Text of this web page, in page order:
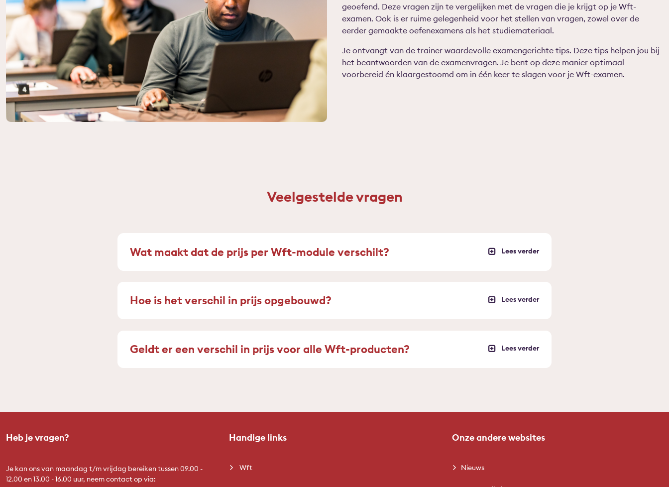
geoefend. Deze vragen zijn te vergelijken met de vragen die je krijgt op je Wft-
examen. Ook is er ruime gelegenheid voor het stellen van vragen, zowel over de
eerder gemaakte oefenexamens als het studiemateriaal.
Je ontvangt van de trainer waardevolle examengerichte tips. Deze tips helpen jou bij
het beantwoorden van de examenvragen. Je bent op deze manier optimaal
voorbereid én klaargestoomd om in één keer te slagen voor je Wft-examen.
Veelgestelde vragen
Wat maakt dat de prijs per Wft-module verschilt?
Hoe is het verschil in prijs opgebouwd?
Geldt er een verschil in prijs voor alle Wft-producten?
Heb je vragen?
Je kan ons van maandag t/m vrijdag bereiken tussen 09.00 -
12.00 en 13.00 - 16.00 uur, neem contact op via:
Handige links
Wft
Onze andere websites
Nieuws